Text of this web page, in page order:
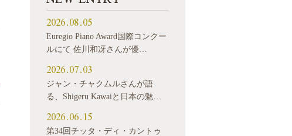
2026.08.05
Euregio Piano Award国際コンクー
ルにて 佐川和冴さんが優…
2026.07.03
ジャン・チャクムルさんが語
る、Shigeru Kawaiと日本の魅…
2026.06.15
第34回チッタ・ディ・カントゥ